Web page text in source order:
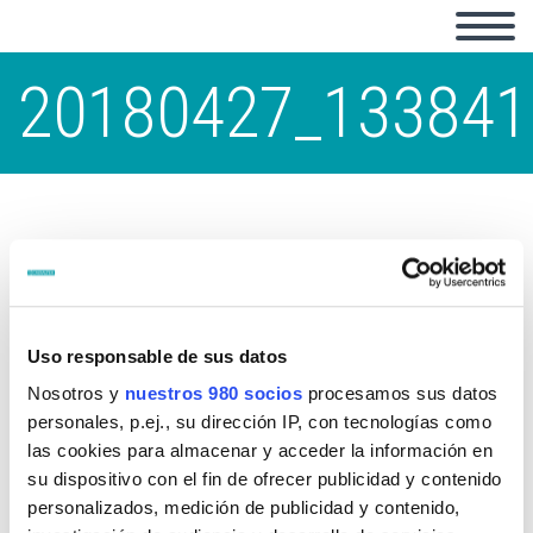
Uso responsable de sus datos
Nosotros y nuestros 980 socios procesamos sus datos
personales, p.ej., su dirección IP, con tecnologías como
las cookies para almacenar y acceder la información en
su dispositivo con el fin de ofrecer publicidad y contenido
personalizados, medición de publicidad y contenido,
20180427_133841